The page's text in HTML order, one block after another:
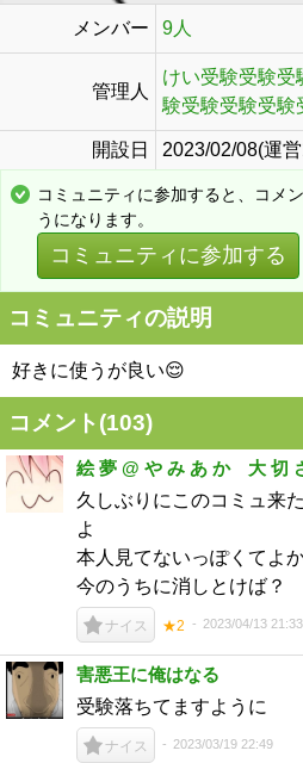
メンバー 9人
管理人
けい受験受験受
験受験受験受験
開設日 2023/02/08(運
コミュニティに参加すると、コメ
うになります。
コミュニティに参加する
コミュニティの説明
好きに使うが良い😌
コメント(103)
絵 夢 @ や み あ か 大 切
久しぶりにこのコミュ来
よ
本人見てないっぽくてよ
今のうちに消しとけば？
ナイス ★2 2023/04/13 21:33
害悪王に俺はなる
受験落ちてますように
ナイス 2023/03/19 22:49